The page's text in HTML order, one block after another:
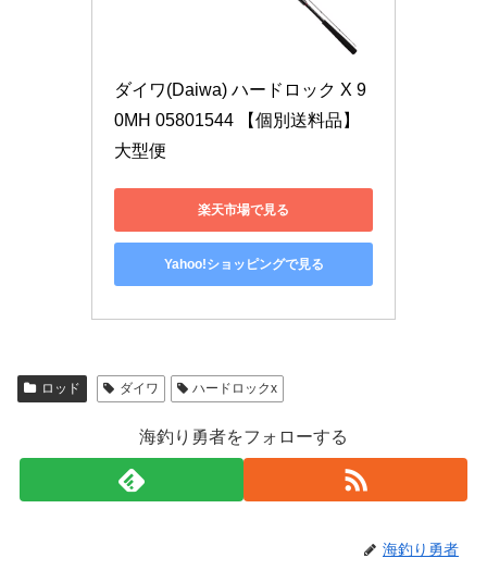
ダイワ(Daiwa) ハードロック X 9
0MH 05801544 【個別送料品】
大型便
楽天市場で見る
Yahoo!ショッピングで見る
ロッド ダイワ ハードロックx
海釣り勇者をフォローする
海釣り勇者